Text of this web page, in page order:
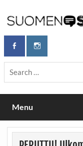
content
26.–27.9.2026
Menu